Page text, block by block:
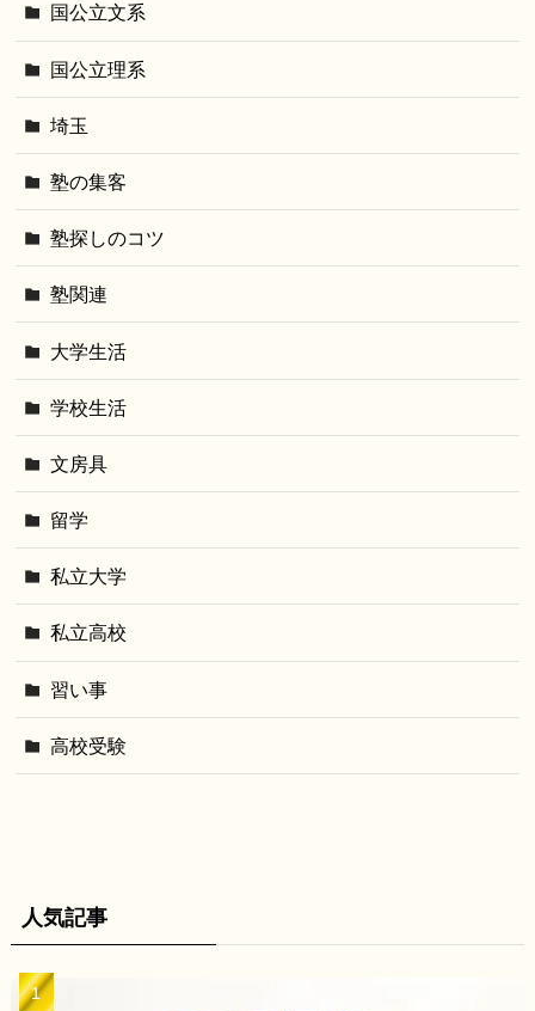
国公立文系
国公立理系
埼玉
塾の集客
塾探しのコツ
塾関連
大学生活
学校生活
文房具
留学
私立大学
私立高校
習い事
高校受験
人気記事